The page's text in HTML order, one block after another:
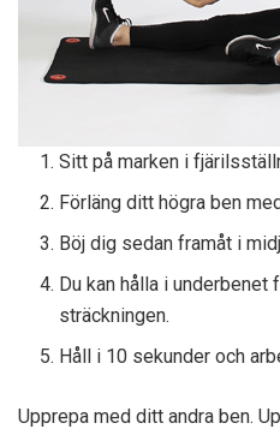
Sitt på marken i
Förläng ditt högra ben
Böj dig sedan framåt i
Du kan hålla i underbenet
sträckningen.
Håll i 10 sekunder och
Upprepa med ditt andra ben.